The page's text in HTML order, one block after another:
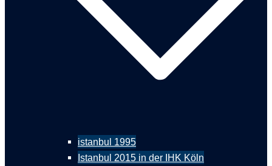
istanbul 1995
Istanbul 2015 in der IHK Köln